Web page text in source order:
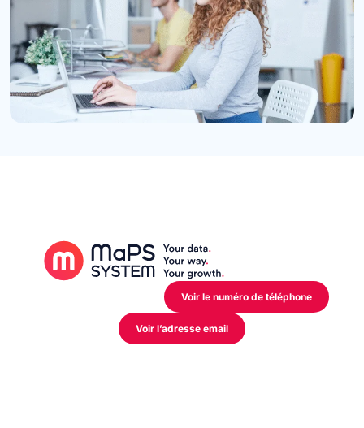
Voir le numéro de téléphone
Voir l’adresse email